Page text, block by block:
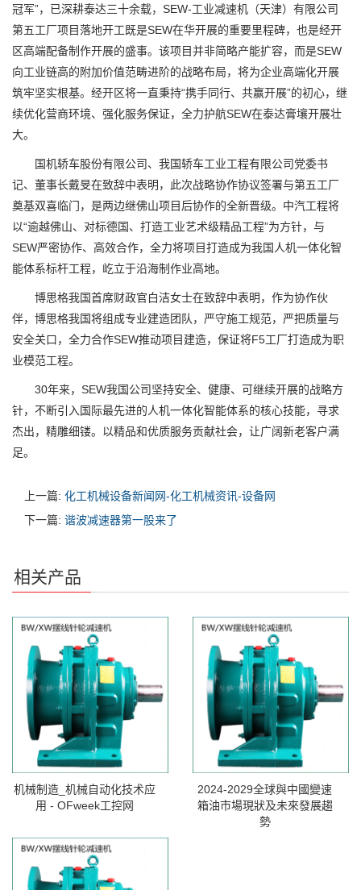
冠军”，已深耕泰达三十余载，SEW-工业减速机（天津）有限公司
第五工厂项目落地开工既是SEW在华开展的重要里程碑，也是经开
区高端配备制作开展的盛事。该项目并非简略产能扩容，而是SEW
向工业链高的附加价值范畴进阶的战略布局，将为企业高端化开展
筑牢坚实根基。经开区将一直秉持“携手同行、共赢开展”的初心，继
续优化营商环境、强化服务保证，全力护航SEW在泰达膏壤开展壮
大。
国机轿车股份有限公司、我国轿车工业工程有限公司党委书
记、董事长戴旻在致辞中表明，此次战略协作协议签署与第五工厂
奠基双喜临门，是两边继佛山项目后协作的全新晋级。中汽工程将
以“逾越佛山、对标德国、打造工业艺术级精品工程”为方针，与
SEW严密协作、高效合作，全力将项目打造成为我国人机一体化智
能体系标杆工程，屹立于沿海制作业高地。
博思格我国首席财政官白洁女士在致辞中表明，作为协作伙
伴，博思格我国将组成专业建造团队，严守施工规范，严把质量与
安全关口，全力合作SEW推动项目建造，保证将F5工厂打造成为职
业模范工程。
30年来，SEW我国公司坚持安全、健康、可继续开展的战略方
针，不断引入国际最先进的人机一体化智能体系的核心技能，寻求
杰出，精雕细镂。以精品和优质服务贡献社会，让广阔新老客户满
足。
上一篇: 化工机械设备新闻网-化工机械资讯-设备网
下一篇: 谐波减速器第一股来了
相关产品
机械制造_机械自动化技术应
用 - OFweek工控网
2024-2029全球與中國變速
箱油市場現狀及未來發展趨
勢